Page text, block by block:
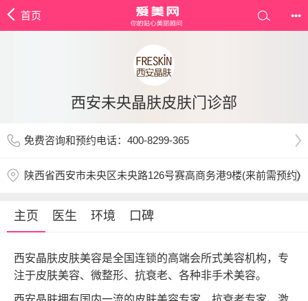
首页 •••
西安未央晶肤皮肤门诊部
免费咨询和预约电话：400-8299-365
陕西省西安市未央区未央路126号赛高商务港9楼(来前需预约)
主页 医生 环境 口碑
西安晶肤皮肤美容是全国连锁的高端会所式美容机构，专
注于皮肤美容、微整形、抗衰老、各种非手术美容。